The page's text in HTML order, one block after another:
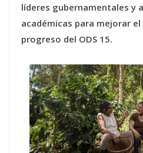
líderes gubernamentales y
académicas para mejorar
progreso del ODS 15.